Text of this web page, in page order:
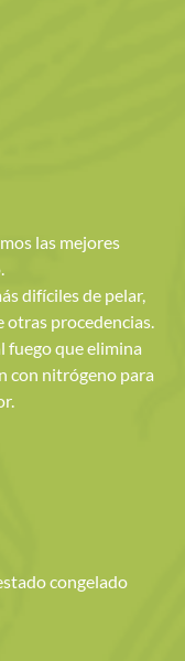
las mejores
difíciles de pelar,
otras procedencias.
fuego que elimina
con nitrógeno para
congelado